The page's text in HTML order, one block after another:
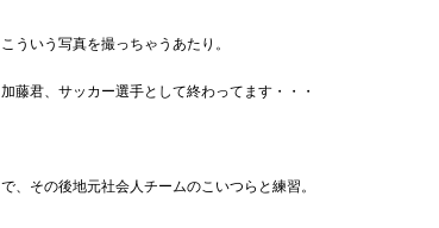
こういう写真を撮っちゃうあたり。
加藤君、サッカー選手として終わってます・・・
で、その後地元社会人チームのこいつらと練習。